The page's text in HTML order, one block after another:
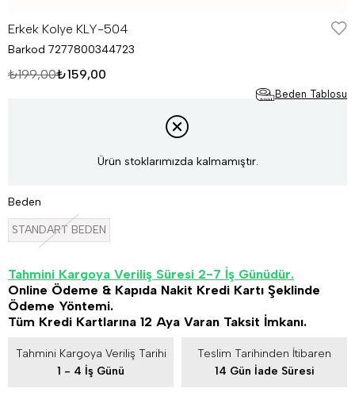
Erkek Kolye KLY-504
Barkod 7277800344723
₺199,00₺159,00
Beden Tablosu
Ürün stoklarımızda kalmamıştır.
Beden
STANDART BEDEN
Tahmini Kargoya Veriliş Süresi 2-7 İş Günüdür.
Online Ödeme & Kapıda Nakit Kredi Kartı Şeklinde
Ödeme Yöntemi.
Tüm Kredi Kartlarına 12 Aya Varan Taksit İmkanı.
Tahmini Kargoya Veriliş Tarihi
1 - 4 İş Günü
Teslim Tarihinden İtibaren
14 Gün İade Süresi